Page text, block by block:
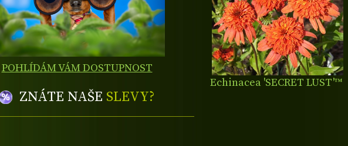
POHLÍDÁM VÁM DOSTUPNOST
ZNÁTE NAŠE SLEVY?
Echinacea 'SECRET LUST'™